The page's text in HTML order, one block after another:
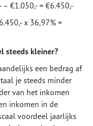
€1.050,- = €6.450,-
x 36,97% =
steeds kleiner?
een bedrag af
je steeds minder
van het inkomen
inkomen in de
voordeel jaarlijks